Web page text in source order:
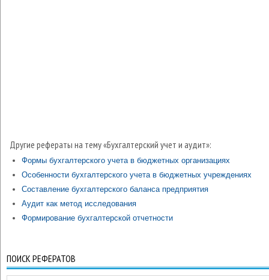
Другие рефераты на тему «Бухгалтерский учет и аудит»:
Формы бухгалтерского учета в бюджетных организациях
Особенности бухгалтерского учета в бюджетных учреждениях
Составление бухгалтерского баланса предприятия
Аудит как метод исследования
Формирование бухгалтерской отчетности
ПОИСК РЕФЕРАТОВ